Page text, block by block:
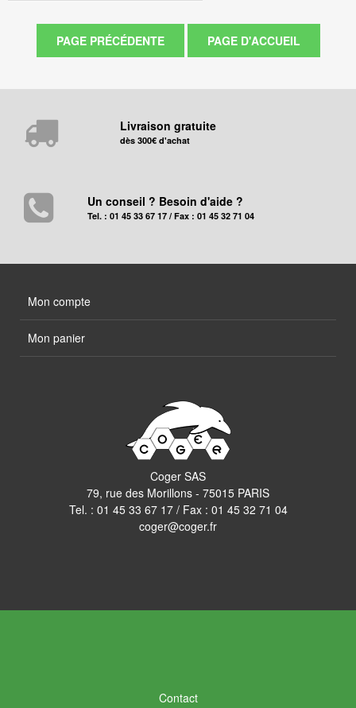
Livraison gratuite
dès 300€ d'achat
Un conseil ? Besoin d'aide ?
Tel. : 01 45 33 67 17 / Fax : 01 45 32 71 04
Mon compte
Mon panier
Coger SAS
79, rue des Morillons - 75015 PARIS
Tel. : 01 45 33 67 17/ Fax : 01 45 32 71 04
coger@coger.fr
Contact